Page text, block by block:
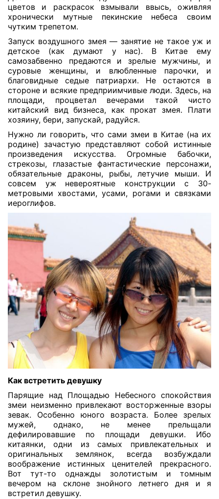
цветов и раскрасок взмывали ввысь, оживляя
хронически мутные пекинские небеса своим
чутким трепетом.
Запуск воздушного змея — занятие не такое уж и
детское (как думают у нас). В Китае ему
самозабвенно предаются и зрелые мужчины, и
суровые женщины, и влюбленные парочки, и
благовидные седые патриархи. Не остаются в
стороне и всякие предприимчивые люди. Здесь, на
площади, процветал вечерами такой чисто
китайский вид бизнеса, как прокат змея. Плати
хозяину, бери, запускай, радуйся.
Нужно ли говорить, что сами змеи в Китае (на их
родине) зачастую представляют собой истинные
произведения искусства. Огромные бабочки,
стрекозы, глазастые фантастические персонажи,
обязательные драконы, рыбы, летучие мыши. И
совсем уж невероятные конструкции с 30-
метровыми хвостами, усами, рогами и связками
иероглифов.
Как встретить девушку
Парящие над Площадью Небесного спокойствия
змеи неизменно привлекают восторженные взоры
зевак. Особенно юного возраста. Более зрелых
мужей, однако, не менее прельщали
дефилировавшие по площади девушки. Ибо
китаянки, одни из самых привлекательных и
оригинальных землянок, всегда возбуждали
воображение истинных ценителей прекрасного.
Вот тут-то однажды золотистым и томным
вечером на склоне знойного летнего дня и я
встретил девушку.